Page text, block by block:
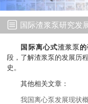
国际渣浆泵研究发
国际离心式渣浆泵
段，了解渣浆泵的发展历
史。
其他相关文章：
我国离心泵发展现状